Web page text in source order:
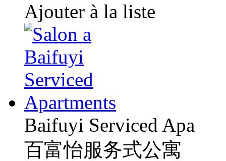
Ajouter à la liste
Baifuyi Serviced Apa
百富怡服务式公寓